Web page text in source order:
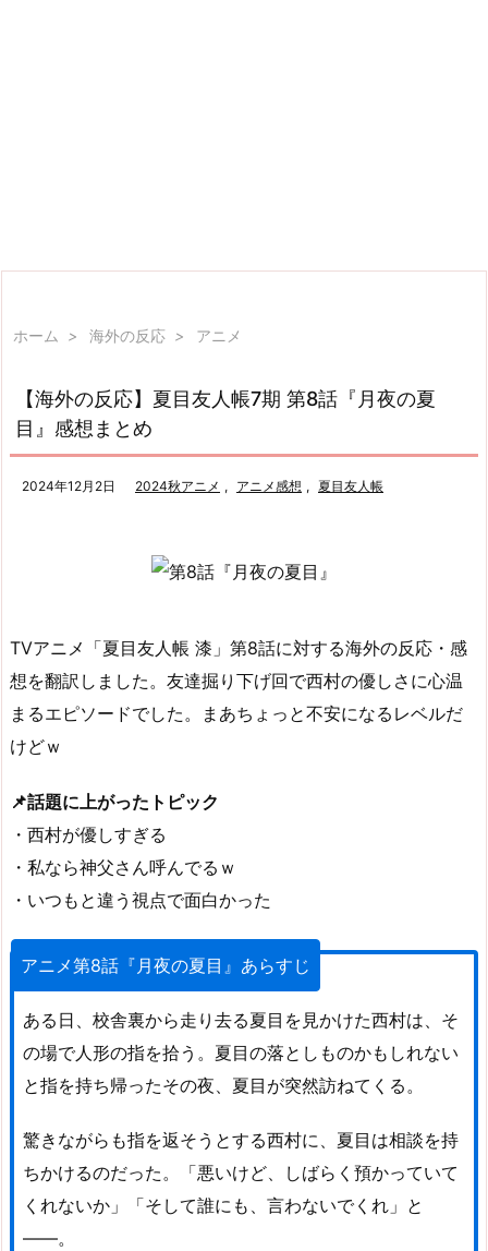
ホーム > 海外の反応 > アニメ
【海外の反応】夏目友人帳7期 第8話『月夜の夏
目』感想まとめ
2024年12月2日 2024秋アニメ , アニメ感想 , 夏目友人帳
TVアニメ「夏目友人帳 漆」第8話に対する海外の反応・感
想を翻訳しました。友達掘り下げ回で西村の優しさに心温
まるエピソードでした。まあちょっと不安になるレベルだ
けどｗ
📌話題に上がったトピック
・西村が優しすぎる
・私なら神父さん呼んでるｗ
・いつもと違う視点で面白かった
アニメ第8話『月夜の夏目』あらすじ
ある日、校舎裏から走り去る夏目を見かけた西村は、そ
の場で人形の指を拾う。夏目の落としものかもしれない
と指を持ち帰ったその夜、夏目が突然訪ねてくる。
驚きながらも指を返そうとする西村に、夏目は相談を持
ちかけるのだった。「悪いけど、しばらく預かっていて
くれないか」「そして誰にも、言わないでくれ」と
――。